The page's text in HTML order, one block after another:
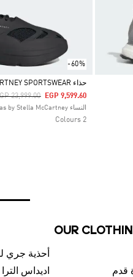
-60%
Selected
حذاء ADIDAS BY STELLA MCCARTNEY SPORTSWEAR
Reduced From
23,999.00ToEGP 9,599.60
النساء adidas by Stella McCartney
2 Colours
OUR
أحذية جري
قدم اديداس